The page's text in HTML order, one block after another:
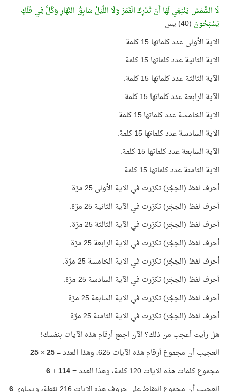
لَا الشَّمْسُ يَنْبَغِي لَهَا أَنْ تُدْرِكَ الْقَمَرَ وَلَا اللَّيْلُ سَابِقُ النَّهَارِ وَكُلٌّ فِي فَلَكٍ
يَسْبَحُونَ (40) يس
الآية الأولى عدد كلماتها 15 كلمة.
الآية الثانية عدد كلماتها 15 كلمة.
الآية الثالثة عدد كلماتها 15 كلمة.
الآية الرابعة عدد كلماتها 15 كلمة.
الآية الخامسة عدد كلماتها 15 كلمة.
الآية السادسة عدد كلماتها 15 كلمة.
الآية السابعة عدد كلماتها 15 كلمة.
الآية الثامنة عدد كلماتها 15 كلمة.
أحرف لفظ (الحِجْر) تكرّرت في الآية الأولى 25 مرّة.
أحرف لفظ (الحِجْر) تكرّرت في الآية الثانية 25 مرّة.
أحرف لفظ (الحِجْر) تكرّرت في الآية الثالثة 25 مرّة.
أحرف لفظ (الحِجْر) تكرّرت في الآية الرابعة 25 مرّة.
أحرف لفظ (الحِجْر) تكرّرت في الآية الخامسة 25 مرّة.
أحرف لفظ (الحِجْر) تكرّرت في الآية السادسة 25 مرّة.
أحرف لفظ (الحِجْر) تكرّرت في الآية السابعة 25 مرّة.
أحرف لفظ (الحِجْر) تكرّرت في الآية الثامنة 25 مرّة.
هل رأيت أعجب من ذلك؟ الآن اجمع أرقام هذه الآيات بنفسك!
العجيب أن مجموع أرقام هذه الآيات 625، وهذا العدد =
25
×
25
مجموع كلمات هذه الآيات 120 كلمة، وهذا العدد =
114
+
6